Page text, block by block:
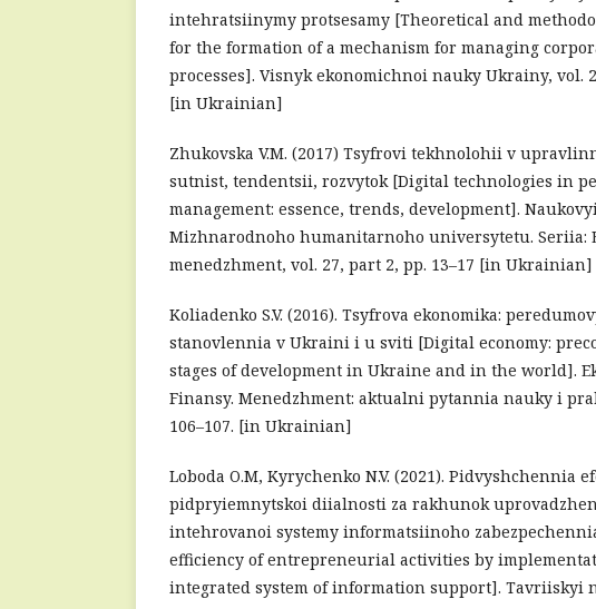
intehratsiinymy protsesamy [Theoretical and
for the formation of a mechanism for managing
processes]. Visnyk ekonomichnoi nauky Ukrainy, vol. 2
[in Ukrainian]
Zhukovska V.M. (2017) Tsyfrovi tekhnolohii v
sutnist, tendentsii, rozvytok [Digital technologies in
management: essence, trends, development].
Mizhnarodnoho humanitarnoho universytetu. Seriia:
menedzhment, vol. 27, part 2, pp. 13–17 [in Ukrainian]
Koliadenko S.V. (2016). Tsyfrova ekonomika:
stanovlennia v Ukraini i u sviti [Digital economy:
stages of development in Ukraine and in the world].
Finansy. Menedzhment: aktualni pytannia nauky i
106–107. [in Ukrainian]
Loboda O.M, Kyrychenko N.V. (2021). Pidvyshchennia
pidpryiemnytskoi diialnosti za rakhunok
intehrovanoi systemy informatsiinoho
efficiency of entrepreneurial activities by
integrated system of information support]. Tavriiskyi